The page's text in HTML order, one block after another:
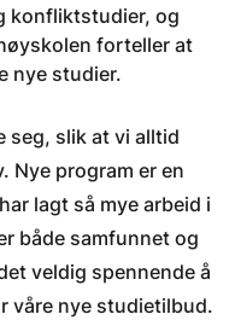
konfliktstudier, og
forteller at
nye studier.
seg, slik at vi alltid
Nye program er en
lagt så mye arbeid i
både samfunnet og
veldig spennende å
våre nye studietilbud.